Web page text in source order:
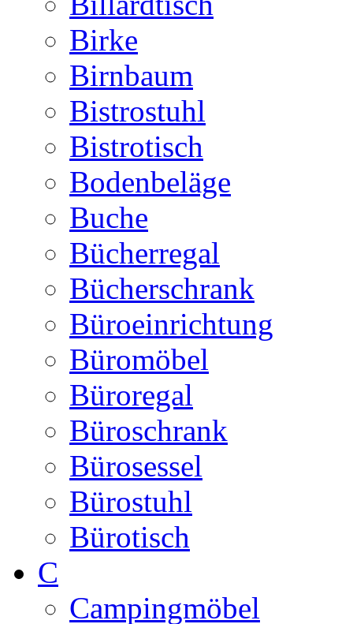
Birke
Birnbaum
Bistrostuhl
Bistrotisch
Bodenbeläge
Buche
Bücherregal
Bücherschrank
Büroeinrichtung
Büromöbel
Büroregal
Büroschrank
Bürosessel
Bürostuhl
Bürotisch
C
Campingmöbel